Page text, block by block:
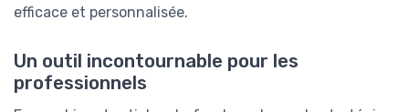
efficace et personnalisée.
Un outil incontournable pour les
professionnels